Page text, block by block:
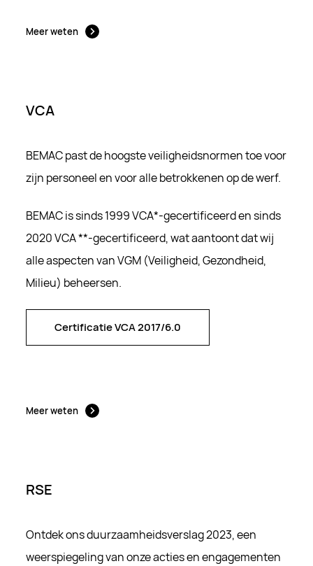
Meer weten
VCA
BEMAC past de hoogste veiligheidsnormen toe voor
zijn personeel en voor alle betrokkenen op de werf.
BEMAC is sinds 1999 VCA*-gecertificeerd en sinds
2020 VCA **-gecertificeerd, wat aantoont dat wij
alle aspecten van VGM (Veiligheid, Gezondheid,
Milieu) beheersen.
Certificatie VCA 2017/6.0
Certificatie VCA 2017/6.0
Meer weten
RSE
Ontdek ons duurzaamheidsverslag 2023, een
weerspiegeling van onze acties en engagementen